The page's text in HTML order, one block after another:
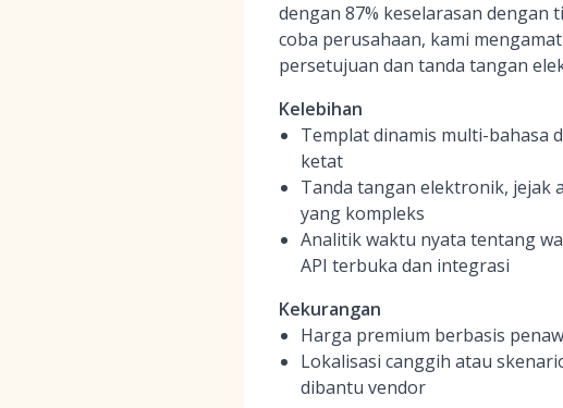
dengan 87% keselarasan dengan
coba perusahaan, kami
persetujuan dan tanda tangan
Kelebihan
Templat dinamis multi-bahasa
ketat
Tanda tangan elektronik, jejak
yang kompleks
Analitik waktu nyata tentang
API terbuka dan integrasi
Kekurangan
Harga premium berbasis
Lokalisasi canggih atau
dibantu vendor